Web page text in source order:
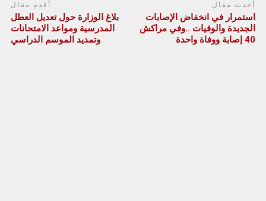
أحدث مقال
استمرار في انخفاض الإصابات
الجديدة والوفيات ..وفي مراكش
40 إصابة ووفاة واحدة
أقدم مقال
بلاغ الوزارة حول تعديل العطل
المدرسية ومواعد الامتحانات
وتمديد الموسم الدراسي